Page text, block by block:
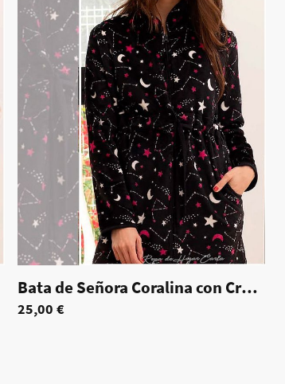
|70128 Bata de Señora Coralina con Cremallera - Yasmin
25,00 €